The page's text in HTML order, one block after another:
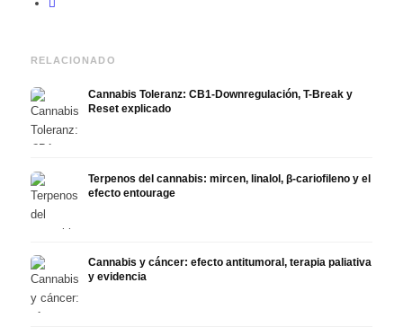
RELACIONADO
Cannabis Toleranz: CB1-Downregulación, T-Break y
Reset explicado
Terpenos del cannabis: mircen, linalol, β-cariofileno y el
efecto entourage
Cannabis y cáncer: efecto antitumoral, terapia paliativa
y evidencia